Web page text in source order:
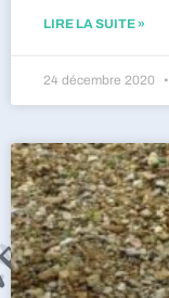
LIRE LA SUITE »
24 décembre 2020